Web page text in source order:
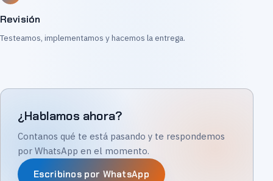
Revisión
Testeamos, implementamos y hacemos la entrega.
¿Hablamos ahora?
Contanos qué te está pasando y te respondemos
por WhatsApp en el momento.
Escribinos por WhatsApp